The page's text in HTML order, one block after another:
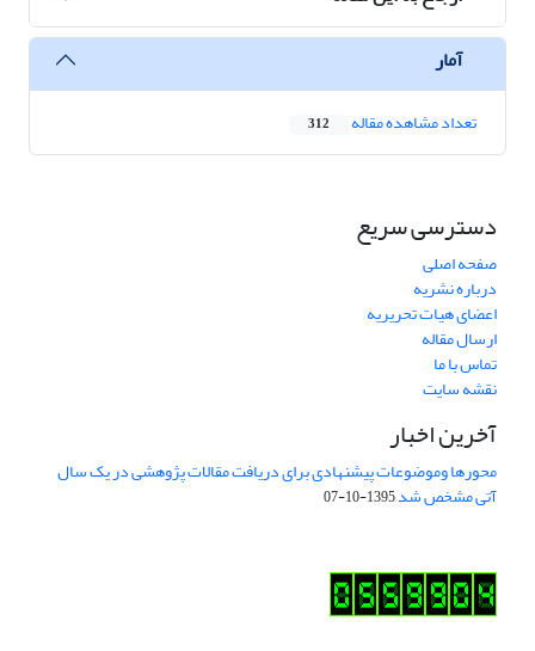
آمار
تعداد مشاهده مقاله 312
دسترسی سریع
صفحه اصلی
درباره نشریه
اعضای هیات تحریریه
ارسال مقاله
تماس با ما
نقشه سایت
آخرین اخبار
محورها وموضوعات پیشنهادی برای دریافت مقالات پژوهشی در یک سال
آتی مشخص شد1395-10-07